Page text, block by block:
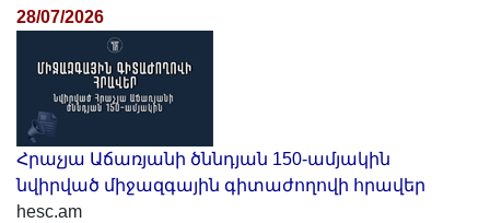
28/07/2026
Հրաչյա Աճառյանի ծննդյան 150-ամյակին
նվիրված միջազգային գիտաժողովի հրավեր
hesc.am